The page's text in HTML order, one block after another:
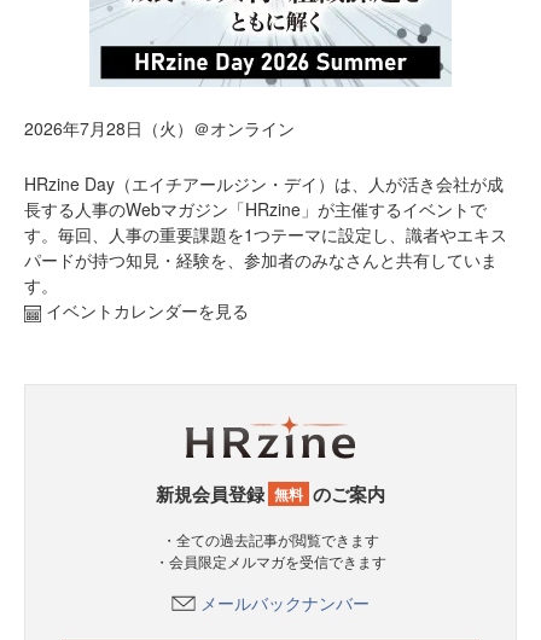
2026年7月28日（火）＠オンライン
HRzine Day（エイチアールジン・デイ）は、人が活き会社が成
長する人事のWebマガジン「HRzine」が主催するイベントで
す。毎回、人事の重要課題を1つテーマに設定し、識者やエキス
パードが持つ知見・経験を、参加者のみなさんと共有していま
す。
イベントカレンダーを見る
新規会員登録 無料 のご案内
・全ての過去記事が閲覧できます
・会員限定メルマガを受信できます
メールバックナンバー